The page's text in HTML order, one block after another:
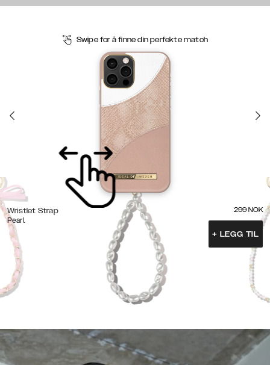
Swipe for å finne din perfekte match
Wristlet Strap
Pearl
299 NOK
+ LEGG TIL